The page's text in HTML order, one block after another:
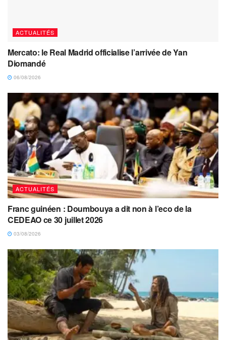
ACTUALITÉS
Mercato: le Real Madrid officialise l’arrivée de Yan
Diomandé
06/08/2026
ACTUALITÉS
Franc guinéen : Doumbouya a dit non à l’eco de la
CEDEAO ce 30 juillet 2026
03/08/2026